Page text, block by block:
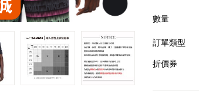
數量
訂單類型
折價券